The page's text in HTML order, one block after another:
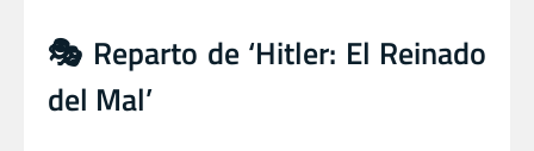
🎭 Reparto de ‘Hitler: El Reinado
del Mal’